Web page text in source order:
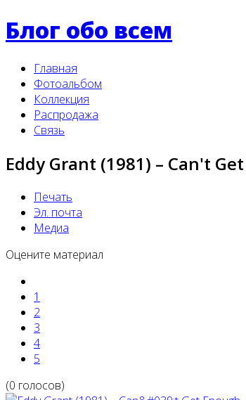
Блог обо всем
Главная
Фотоальбом
Коллекция
Распродажа
Связь
Eddy Grant (1981) – Can't
Печать
Эл. почта
Медиа
Оцените материал
1
2
3
4
5
(0 голосов)